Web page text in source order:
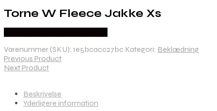
Torne W Fleece Jakke Xs
Varenummer (SKU): 1e5bcacc27bc Kategori: Beklædning
Previous Product
Next Product
Beskrivelse
Yderligere information